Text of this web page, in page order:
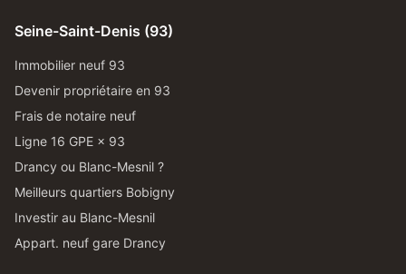
Seine-Saint-Denis (93)
Immobilier neuf 93
Devenir propriétaire en 93
Frais de notaire neuf
Ligne 16 GPE × 93
Drancy ou Blanc-Mesnil ?
Meilleurs quartiers Bobigny
Investir au Blanc-Mesnil
Appart. neuf gare Drancy